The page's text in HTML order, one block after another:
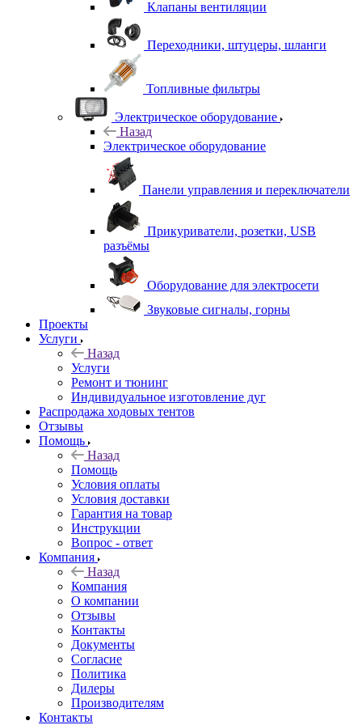
Клапаны вентиляции
Переходники, штуцеры, шланги
Топливные фильтры
Электрическое оборудование
Назад
Электрическое оборудование
Панели управления и переключатели
Прикуриватели, розетки, USB
разъёмы
Оборудование для электросети
Звуковые сигналы, горны
Проекты
Услуги
Назад
Услуги
Ремонт и тюнинг
Индивидуальное изготовление дуг
Распродажа ходовых тентов
Отзывы
Помощь
Назад
Помощь
Условия оплаты
Условия доставки
Гарантия на товар
Инструкции
Вопрос - ответ
Компания
Назад
Компания
О компании
Отзывы
Контакты
Документы
Согласие
Политика
Дилеры
Производителям
Контакты